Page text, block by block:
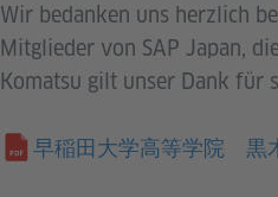
Wir bedanken uns herzlich
Mitglieder von SAP Japan,
Komatsu gilt unser Dank für
早稲田大学高等学院 黒